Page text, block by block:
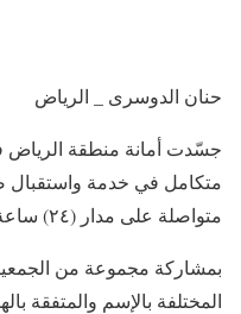
حنان الدوسرى _ الرياض
جسّدت أمانة منطقة الرياض
متكامل في خدمة واستقبال
متواصلة على مدار (٢٤) ساعة
بمشاركة مجموعة من
المختلفة بالإسم والمتفقة